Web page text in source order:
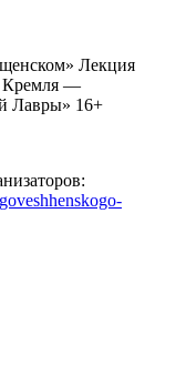
Лекция
Кремля —
Лавры» 16+